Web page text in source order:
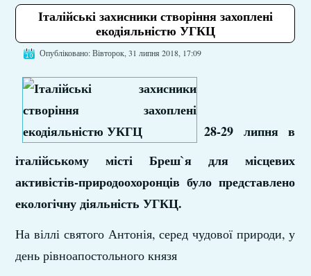
Італійські захисники створіння захоплені
екодіяльністю УГКЦ
Опубліковано: Вівторок, 31 липня 2018, 17:09
28-29 липня в
італійському місті Бреш`я для місцевих
активістів-природоохоронців було представлено
екологічну діяльність УГКЦ.
На віллі святого Антонія, серед чудової природи, у
день рівноапостольного князя